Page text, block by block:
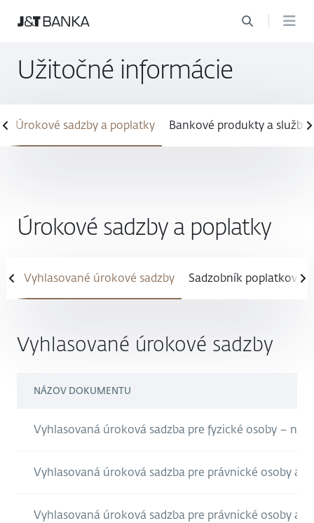
Užitočné informácie
Úrokové sadzby a poplatky Bankové produkty a služby
Úrokové sadzby a poplatky
Vyhlasované úrokové sadzby Sadzobník poplatkov
Vyhlasované úrokové sadzby
NÁZOV DOKUMENTU
Vyhlasovaná úroková sadzba pre fyzické osoby –
Vyhlasovaná úroková sadzba pre právnické osoby a
Vyhlasovaná úroková sadzba pre právnické osoby a